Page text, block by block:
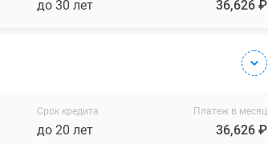
до 30 лет 36,626 ₽
Срок кредита
до 20 лет
Платеж в месяц
36,626 ₽